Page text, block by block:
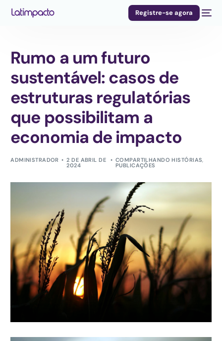
Registre-se agora
Rumo a um futuro
sustentável: casos de
estruturas regulatórias
que possibilitam a
economia de impacto
ADMINISTRADOR 2 DE ABRIL DE
2024
COMPARTILHANDO HISTÓRIAS,
PUBLICAÇÕES